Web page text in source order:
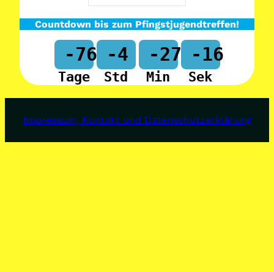
Countdown bis zum Pfingstjugendtreffen!
-76
Tage
-4
Std
-27
Min
-16
Sek
Impressum, Kontakt und Datenschutzerklärung